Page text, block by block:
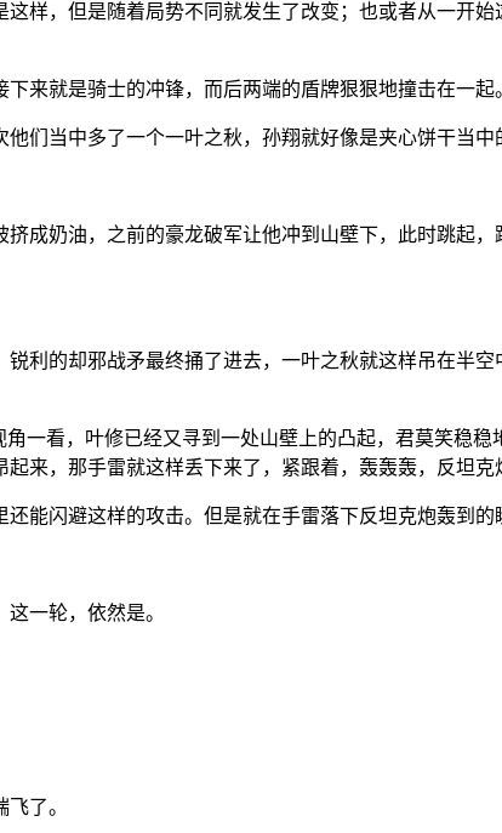
样，但是随着局势不同就发生了改变；也或者从一开
来就是骑士的冲锋，而后两端的盾牌狠狠地撞击在一起
们当中多了一个一叶之秋，孙翔就好像是夹心饼干当中
成奶油，之前的豪龙破军让他冲到山壁下，此时跳起
利的却邪战矛最终捅了进去，一叶之秋就这样吊在半
一看，叶修已经又寻到一处山壁上的凸起，君莫笑稳
来，那手雷就这样丢下来了，紧跟着，轰轰轰，反坦克
能闪避这样的攻击。但是就在手雷落下反坦克炮轰到
一轮，依然是。
了。